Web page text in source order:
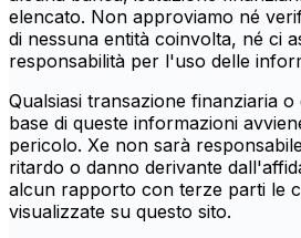
elencato. Non approviamo né
di nessuna entità coinvolta, né ci
responsabilità per l'uso delle
Qualsiasi transazione finanziaria
base di queste informazioni
pericolo. Xe non sarà
ritardo o danno derivante
alcun rapporto con terze parti le
visualizzate su questo sito.